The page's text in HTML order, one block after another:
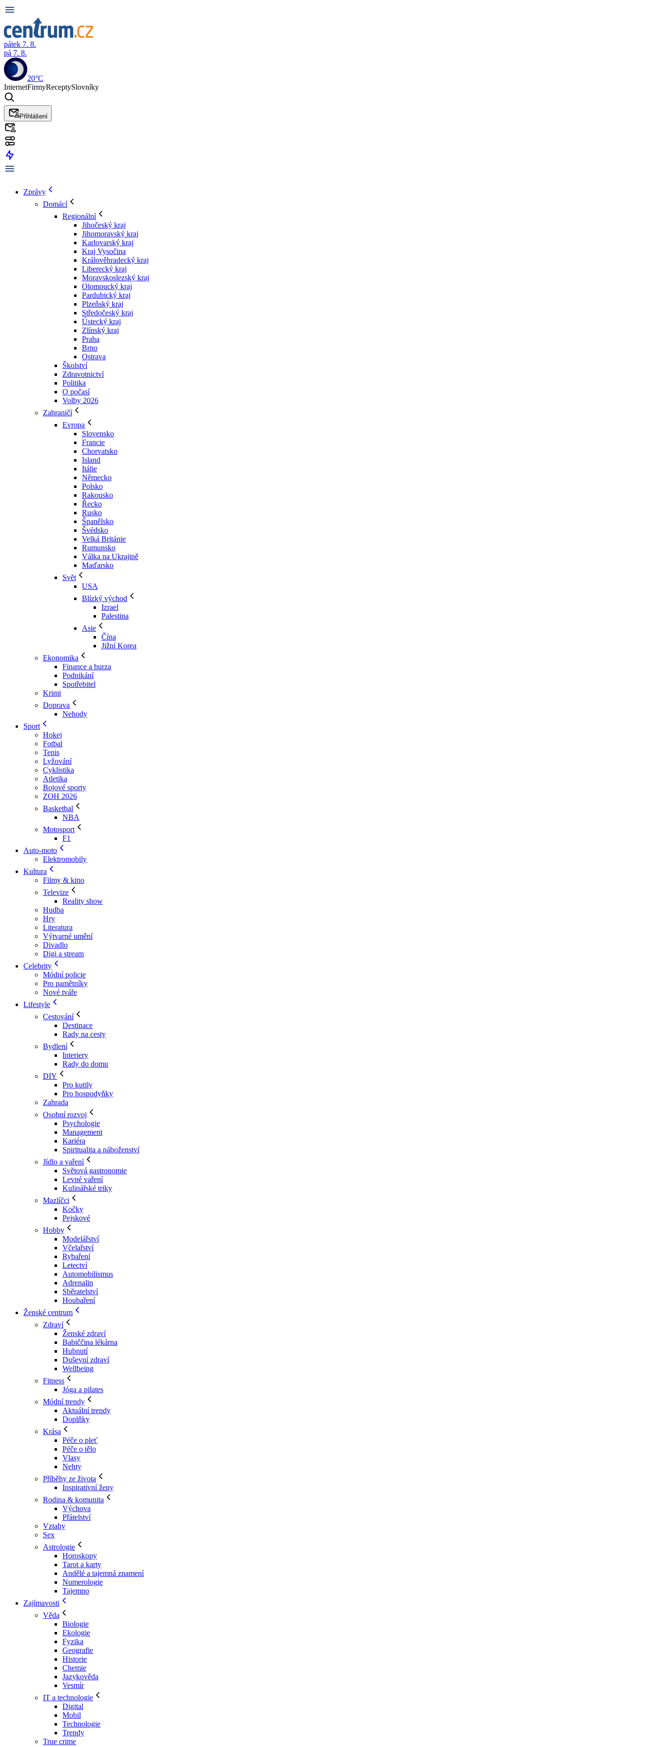
pátek 7. 8.
pá 7. 8.
20°C
InternetFirmyReceptySlovníky
Přihlášení
Zprávy
Domácí
Regionální
Jihočeský kraj
Jihomoravský kraj
Karlovarský kraj
Kraj Vysočina
Králověhradecký kraj
Liberecký kraj
Moravskoslezský kraj
Olomoucký kraj
Pardubický kraj
Plzeňský kraj
Středočeský kraj
Ústecký kraj
Zlínský kraj
Praha
Brno
Ostrava
Školství
Zdravotnictví
Politika
O počasí
Volby 2026
Zahraničí
Evropa
Slovensko
Francie
Chorvatsko
Island
Itálie
Německo
Polsko
Rakousko
Řecko
Rusko
Španělsko
Švédsko
Velká Británie
Rumunsko
Válka na Ukrajině
Maďarsko
Svět
USA
Blízký východ
Izrael
Palestina
Asie
Čína
Jižní Korea
Ekonomika
Finance a burza
Podnikání
Spotřebitel
Krimi
Doprava
Nehody
Sport
Hokej
Fotbal
Tenis
Lyžování
Cyklistika
Atletika
Bojové sporty
ZOH 2026
Basketbal
NBA
Motosport
F1
Auto-moto
Elektromobily
Kultura
Filmy & kino
Televize
Reality show
Hudba
Hry
Literatura
Výtvarné umění
Divadlo
Digi a stream
Celebrity
Módní policie
Pro pamětníky
Nové tváře
Lifestyle
Cestování
Destinace
Rady na cesty
Bydlení
Interiery
Rady do domu
DIY
Pro kutily
Pro hospodyňky
Zahrada
Osobní rozvoj
Psychologie
Management
Kariéra
Spiritualita a náboženství
Jídlo a vaření
Světová gastronomie
Levné vaření
Kulinářské triky
Mazlíčci
Kočky
Pejskové
Hobby
Modelářství
Včelařství
Rybaření
Letectví
Automobilismus
Adrenalin
Sběratelství
Houbaření
Ženské centrum
Zdraví
Ženské zdraví
Babiččina lékárna
Hubnutí
Duševní zdraví
Wellbeing
Fitness
Jóga a pilates
Módní trendy
Aktuální trendy
Doplňky
Krása
Péče o pleť
Péče o tělo
Vlasy
Nehty
Příběhy ze života
Inspirativní ženy
Rodina & komunita
Výchova
Přátelství
Vztahy
Sex
Astrologie
Horoskopy
Tarot a karty
Andělé a tajemná znamení
Numerologie
Tajemno
Zajímavosti
Věda
Biologie
Ekologie
Fyzika
Geografie
Historie
Chemie
Jazykověda
Vesmír
IT a technologie
Digital
Mobil
Technologie
Trendy
True crime